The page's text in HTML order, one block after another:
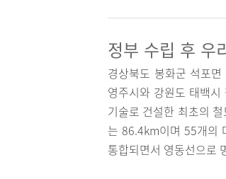
정부 수립 후 우
경상북도 봉화군 석포
영주시와 강원도 태백
기술로 건설한 최초의
는 86.4km이며 55개의
통합되면서 영동선으로